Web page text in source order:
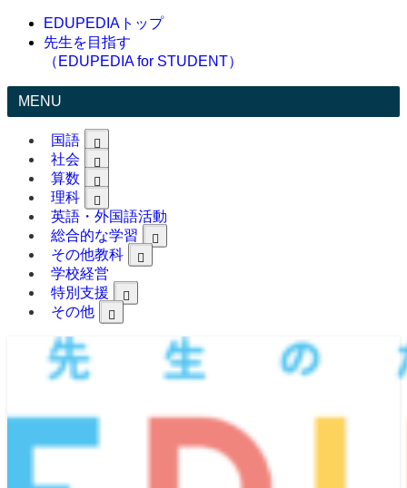
EDUPEDIAトップ
先生を目指す
（EDUPEDIA for STUDENT）
MENU
国語
社会
算数
理科
英語・外国語活動
総合的な学習
その他教科
学校経営
特別支援
その他